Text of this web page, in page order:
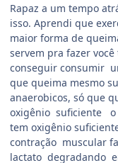
Rapaz a um tempo
isso. Aprendi que
maior forma de
servem pra fazer
conseguir consumir
que queima mesmo
anaerobicos, só que
oxigênio suficiente o
tem oxigênio
contração muscular
lactato degradando